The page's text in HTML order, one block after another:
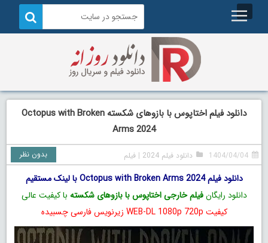
دانلود فیلم اختاپوس با بازوهای شکسته Octopus with Broken
Arms 2024
1404/04/04 دانلود فیلم 2024 |فیلم بدون نظر
دانلود فیلم Octopus with Broken Arms 2024 با لینک مستقیم
دانلود رایگانفیلم خارجی اختاپوس با بازوهای شکسته با کیفیت عالی
کیفیت WEB-DL 1080p 720p زیرنویس فارسی چسبیده